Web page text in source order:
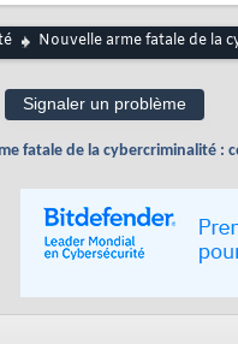
Nouvelle arme fatale de la
Signaler un problème
fatale de la cybercriminalité :